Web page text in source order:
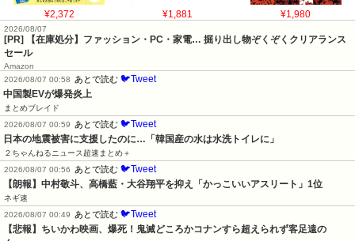
¥2,372 ¥1,881 ¥1,980
2026/08/07
[PR] 【在庫処分】ファッション・PC・家電… 掘り出し物ぞくぞくクリアランス
セール
Amazon
2026/08/07 00:58
あとで読む 🐦Tweet
中国製EVが爆発炎上
まとめブレイド
2026/08/07 00:59
あとで読む 🐦Tweet
日本の地震被害に支援したのに…「韓国産の水は水洗トイレに」
２ちゃんねるニュース超速まとめ＋
2026/08/07 00:56
あとで読む 🐦Tweet
【朗報】中村敬斗、高橋藍・大谷翔平を抑え「かっこいいアスリート」1位
ネギ速
2026/08/07 00:49
あとで読む 🐦Tweet
【悲報】ちいかわ映画、爆死！鬼滅どころかコナンすら超えられず客足遠の